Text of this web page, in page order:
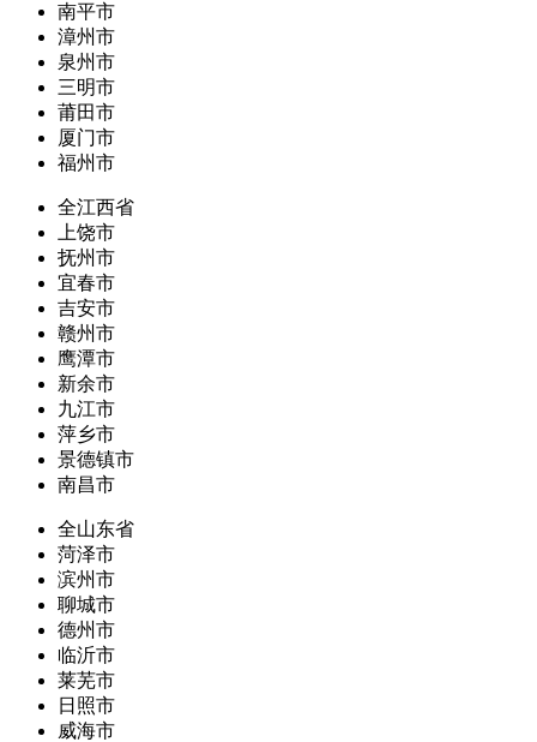
南平市
漳州市
泉州市
三明市
莆田市
厦门市
福州市
全江西省
上饶市
抚州市
宜春市
吉安市
赣州市
鹰潭市
新余市
九江市
萍乡市
景德镇市
南昌市
全山东省
菏泽市
滨州市
聊城市
德州市
临沂市
莱芜市
日照市
威海市